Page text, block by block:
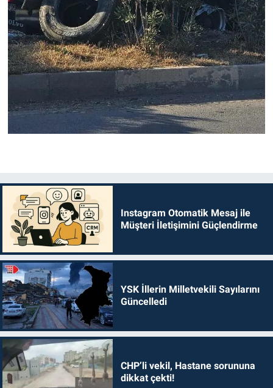
Instagram Otomatik Mesaj ile
Müşteri İletişimini Güçlendirme
YSK İllerin Milletvekili Sayılarını
Güncelledi
CHP’li vekil, Hastane sorununa
dikkat çekti!